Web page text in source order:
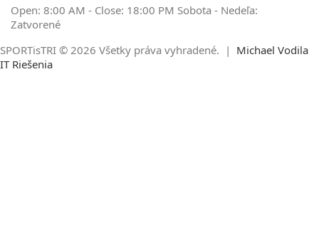
Open: 8:00 AM - Close: 18:00 PM Sobota - Nedeľa:
Zatvorené
SPORTisTRI © 2026 Všetky práva vyhradené. | Michael Vodila
IT Riešenia